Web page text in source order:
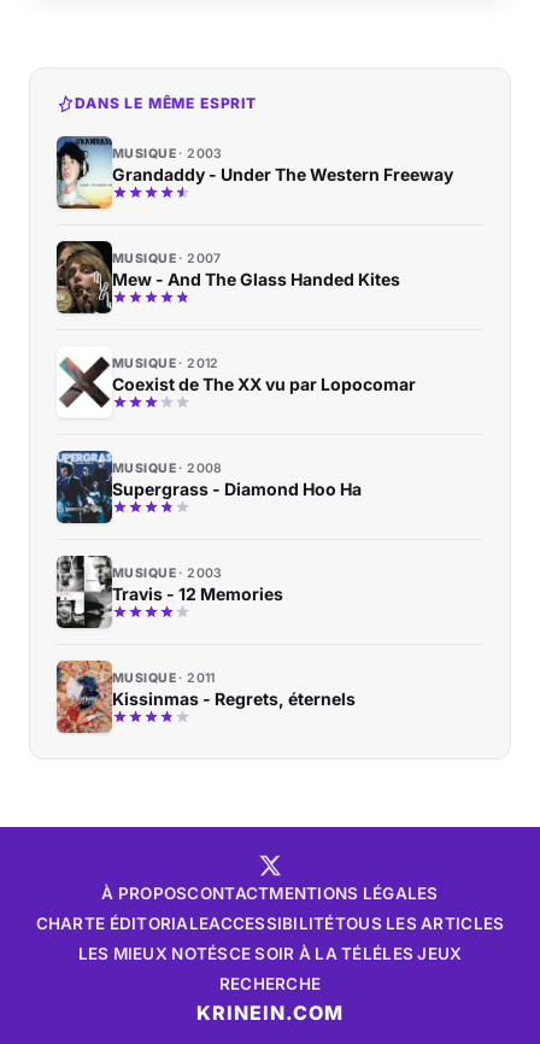
DANS LE MÊME ESPRIT
MUSIQUE 2003
Grandaddy - Under The Western Freeway
MUSIQUE 2007
Mew - And The Glass Handed Kites
MUSIQUE 2012
Coexist de The XX vu par Lopocomar
MUSIQUE 2008
Supergrass - Diamond Hoo Ha
MUSIQUE 2003
Travis - 12 Memories
MUSIQUE 2011
Kissinmas - Regrets, éternels
À PROPOSCONTACTMENTIONS LÉGALES
CHARTE ÉDITORIALEACCESSIBILITÉTOUS LES ARTICLES
LES MIEUX NOTÉSCE SOIR À LA TÉLÉLES JEUX
RECHERCHE
KRINEIN.COM